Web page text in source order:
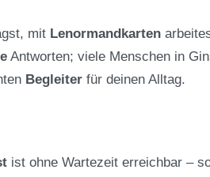
mit Lenormandkarten
Antworten; viele Menschen in
Begleiter für deinen Alltag.
ist ohne Wartezeit erreichbar –